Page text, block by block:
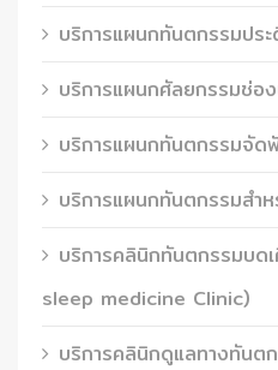
บริการแผนกทันตกรรมปร
บริการแผนกศัลยกรรมช่อ
บริการแผนกทันตกรรมจัด
บริการแผนกทันตกรรมสำห
บริการคลินิกทันตกรรมบด
sleep medicine Clinic)
บริการคลินิกดูแลทางทันต